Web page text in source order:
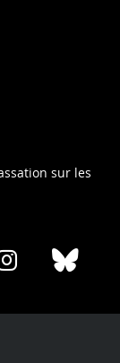
sur les
Share
Instagram